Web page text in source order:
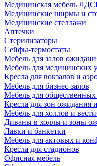
Медицинская мебель
Медицинские ширмы и
Медицинские стеллажи
Аптечки
Стерилизаторы
Сейфы-термостаты
Мебель для залов
Мебель для медицинских
Кресла для вокзалов и
Мебель для бизнес-залов
Мебель для общественных
Кресла для зон ожидания
Мебель для холлов и
Диваны в холлы и зоны
Лавки и банкетки
Мебель для актовых и
Кресла для стадионов
Офисная мебель